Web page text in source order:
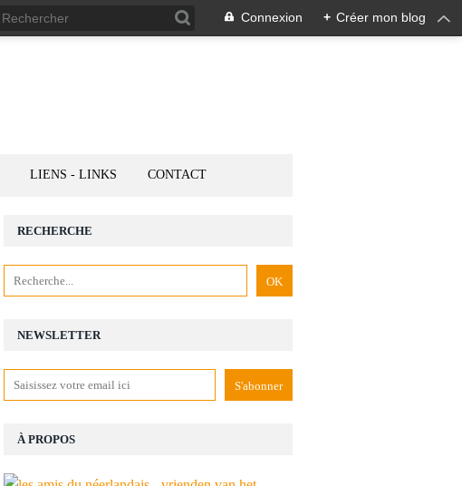
Connexion + Créer mon blog
LIENS - LINKS CONTACT
NEWSLETTER
RECHERCHE
À PROPOS